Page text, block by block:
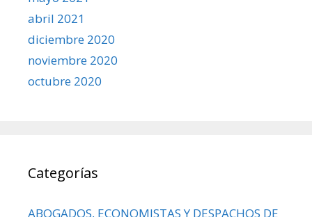
abril 2021
diciembre 2020
noviembre 2020
octubre 2020
Categorías
ABOGADOS, ECONOMISTAS Y DESPACHOS DE